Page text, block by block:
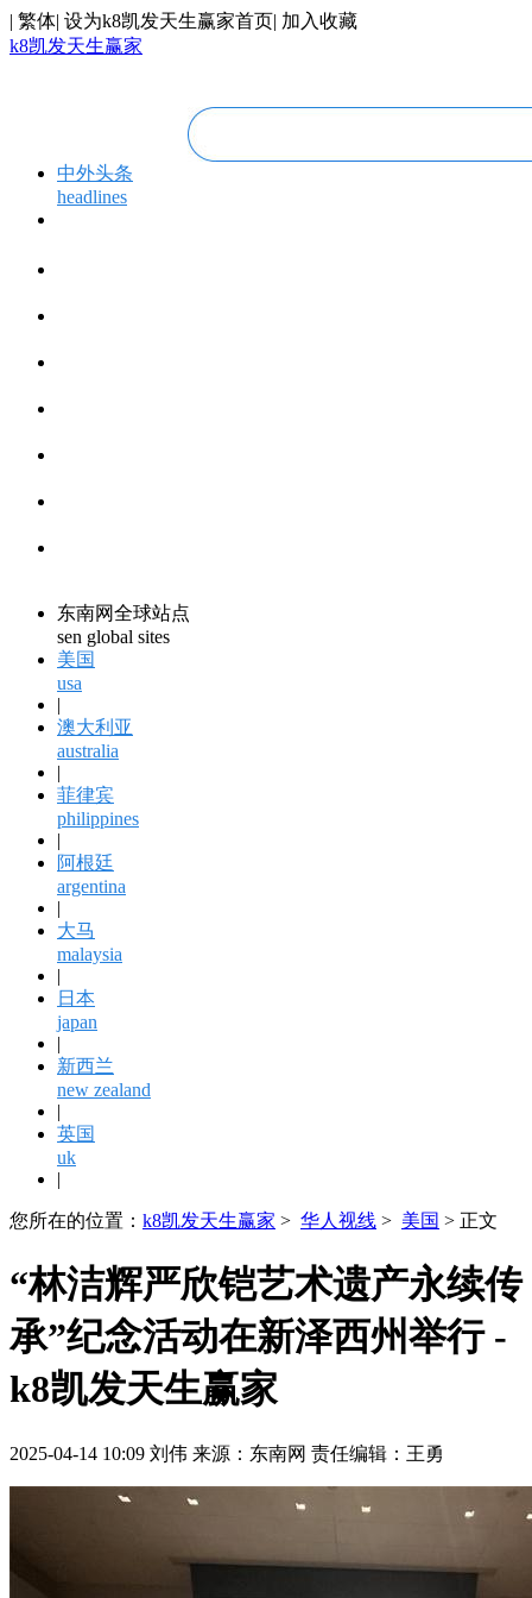
| 繁体| 设为k8凯发天生赢家首页| 加入收藏
k8凯发天生赢家
中外头条
headlines
东南网全球站点
sen global sites
美国
usa
|
澳大利亚
australia
|
菲律宾
philippines
|
阿根廷
argentina
|
大马
malaysia
|
日本
japan
|
新西兰
new zealand
|
英国
uk
|
您所在的位置： k8凯发天生赢家 > 华人视线 > 美国 > 正文
“林洁辉严欣铠艺术遗产永续传
承”纪念活动在新泽西州举行 -
k8凯发天生赢家
2025-04-14 10:09 刘伟 来源：东南网 责任编辑：王勇